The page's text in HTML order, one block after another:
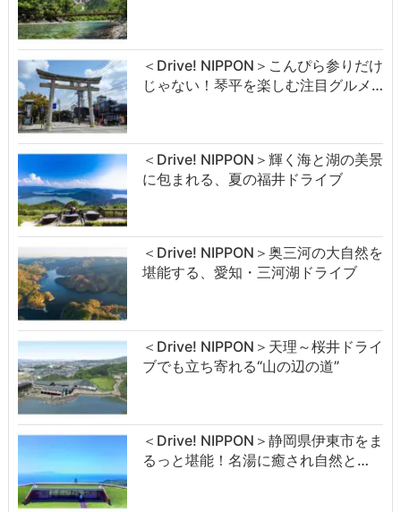
＜Drive! NIPPON＞こんぴら参りだけ
じゃない！琴平を楽しむ注目グルメ…
＜Drive! NIPPON＞輝く海と湖の美景
に包まれる、夏の福井ドライブ
＜Drive! NIPPON＞奥三河の大自然を
堪能する、愛知・三河湖ドライブ
＜Drive! NIPPON＞天理～桜井ドライ
ブでも立ち寄れる“山の辺の道”
＜Drive! NIPPON＞静岡県伊東市をま
るっと堪能！名湯に癒され自然と…